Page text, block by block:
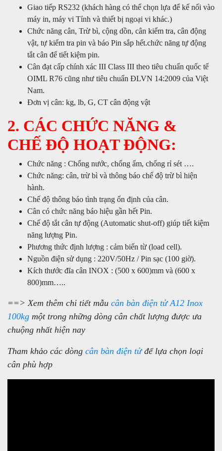
Giao tiếp RS232 (khách hàng có thể chọn lựa để kế nối vào
máy in, máy vi Tính và thiết bị ngoại vi khác.)
Chức năng cân, Trừ bì, cộng dồn, cân kiểm tra, cân động
vật, tự kiểm tra pin và báo Pin sắp hết.chức năng tự động
tắt cân để tiết kiệm pin.
Cân đạt cấp chính xác III Class III theo tiêu chuẩn quốc tế
OIML R76 cũng như tiêu chuẩn ĐLVN 14:2009 của Việt
Nam.
Đơn vị cân: kg, lb, G, CT cân động vật
2. CÁC CHỨC NĂNG &
CHẾ ĐỘ HOẠT ĐỘNG:
Chức năng : Chống nước, chống ẩm, chống rỉ sét ….
Chức năng: cân, trừ bì và thông báo chế độ trừ bì hiện
hành.
Chế độ thông báo tình trạng ổn định của cân.
Cân có chức năng báo hiệu gần hết Pin.
Chế độ tắt cân tự động (Automatic shut-off) giúp tiết kiệm
năng lượng Pin.
Phương thức định lượng : cảm biến từ (load cell).
Nguồn điện sử dụng : 220V/50Hz / Pin sạc (100 giờ).
Kích thước đĩa cân INOX : (500 x 600)mm và (600 x
800)mm…..
==> Xem thêm chi tiết mẫu cân bàn điện tử A12 Inox
100kg một trong những dòng cân chất lượng được ưa
chuộng nhất hiện nay
Tham khảo các dòng cân bàn điện tửđể lựa chọn loại
cân phù hợp